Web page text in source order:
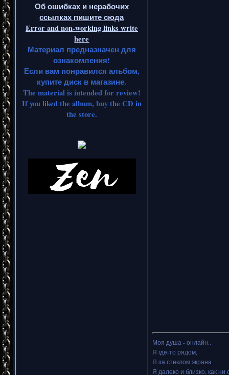
Об ошибках и нерабочих
ссылках пишите сюда
Error and non-working links write
here
Материал предназначен для
ознакомления!
Если вам понравился альбом,
купите диск в магазине.
The material is intended for review!
If you liked the album, buy the CD in
the store.
Моя душа - онлайн..
Я где-то рядом,
Я за стеклом экрана
Я далеко и близко, как ни